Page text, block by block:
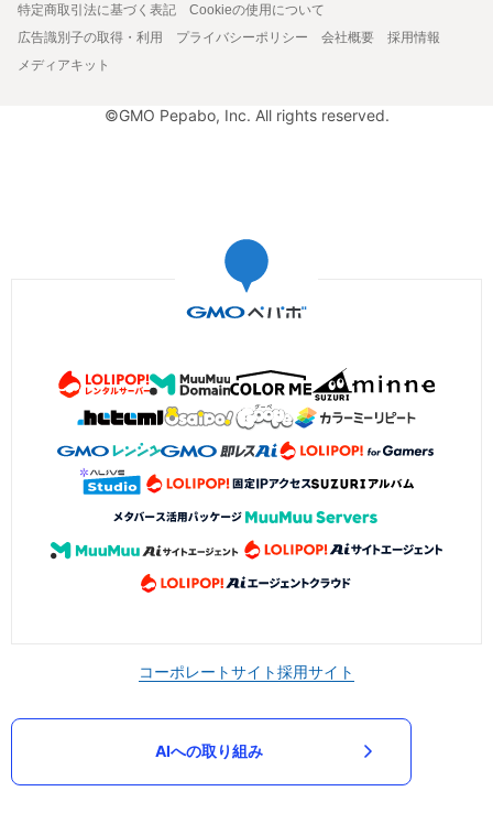
特定商取引法に基づく表記
Cookieの使用について
広告識別子の取得・利用
プライバシーポリシー 会社概要
採用情報
メディアキット
©GMO Pepabo, Inc. All rights reserved.
コーポレートサイト採用サイト
AIへの取り組み